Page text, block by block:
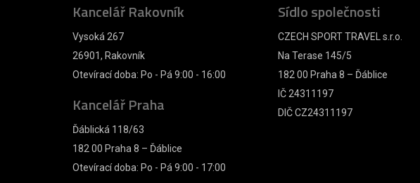
Kancelář Rakovník
Vysoká 267
26901, Rakovník
Otevírací doba: Po - Pá 9:00 - 16:00
Kancelář Praha
Ďáblická 118/63
182 00 Praha 8 – Ďáblice
Otevírací doba: Po - Pá 9:00 - 17:00
Sídlo společnosti
CZECH SPORT TRAVEL s.r.o.
Na Terase 145/5
182 00 Praha 8 – Ďáblice
IČ 24311197
DIČ CZ24311197